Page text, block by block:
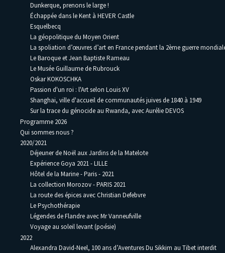
Dunkerque, prenons le large !
Échappée dans le Kent à HEVER Castle
Esquelbecq
La géopolitique du Moyen Orient
La spoliation d’œuvres d’art en France pendant la 2ème guerre
Le Baroque et Jean Baptiste Rameau
Le Musée Guillaume de Rubrouck
Oskar KOKOSCHKA
Passion d'un roi : l'Art selon Louis XV
Shanghai, ville d'accueil de communautés juives de 1840 à 1949
Sur la trace du génocide au Rwanda, avec Aurélie DEVOS
Programme 2026
Qui sommes nous ?
2020/2021
Déjeuner de Noël aux Jardins de la Matelote
Expérience Goya 2021 - LILLE
Hôtel de la Marine - Paris - 2021
La collection Morozov - PARIS 2021
La route des épices avec Christian Defebvre
Le Psychothérapie
Légendes de Flandre avec Mr Vanneufville
Voyage au soleil levant (poésie)
2022
Alexandra David-Neel, 100 ans d’Aventures Du Sikkim au Tibet interdit